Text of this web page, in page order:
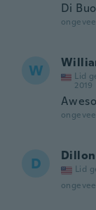
Di
W
Lid
2019
D Dillon
Lid